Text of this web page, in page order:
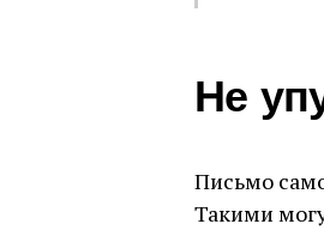
Не
Письмо
Такими